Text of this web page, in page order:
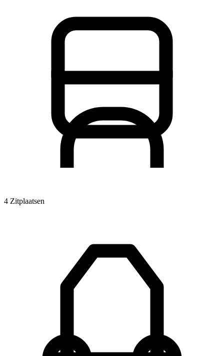
4 Zitplaatsen